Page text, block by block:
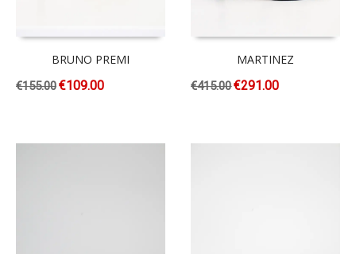
BRUNO PREMI
€155.00€109.00
MARTINEZ
€415.00€291.00